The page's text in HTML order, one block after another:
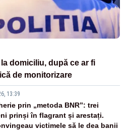
domiciliu, după ce ar fi
de monitorizare
13:39
prin „metoda BNR”: trei
prinși în flagrant și arestați.
victimele să le dea banii